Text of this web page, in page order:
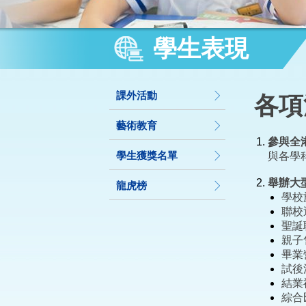
學生表現
課外活動
藝術教育
學生獲獎名單
龍虎榜
各
參與全
與各學
舉辦大
學校
聯校
聖誕
親子
畢業
試後
結業
綜合